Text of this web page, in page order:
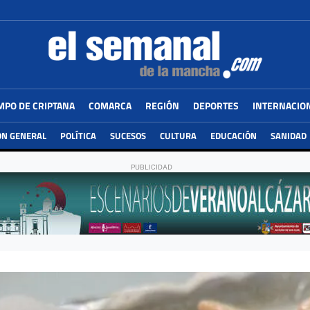
DE CRIPTANA COMARCA REGIÓN DEPORTES
GENERAL POLÍTICA SUCESOS CULTURA EDUCACIÓN SANIDAD